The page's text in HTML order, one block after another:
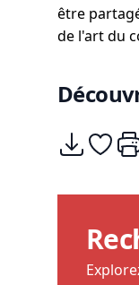
être
de l'art du
Télécharger
Ajouter